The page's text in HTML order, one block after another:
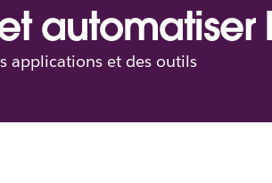
automatiser
applications et des outils